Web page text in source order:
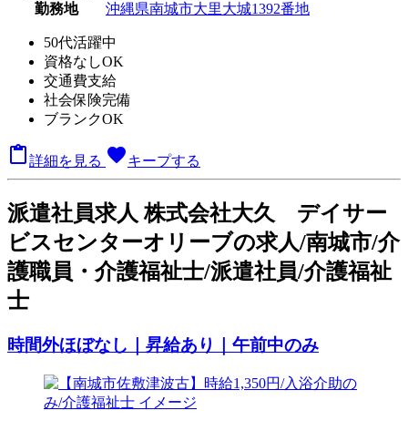
勤務地
沖縄県南城市大里大城1392番地
50代活躍中
資格なしOK
交通費支給
社会保険完備
ブランクOK
詳細を見る favoriteキープする
派遣社員求人 株式会社大久 デイサー
ビスセンターオリーブの求人/南城市/介
護職員・介護福祉士/派遣社員/介護福祉
士
時間外ほぼなし｜昇給あり｜午前中のみ